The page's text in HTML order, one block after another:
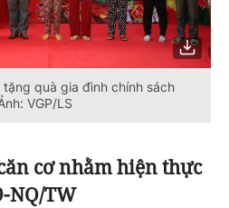
quà gia đình chính sách
VGP/LS
cơ nhằm hiện thực
NQ/TW